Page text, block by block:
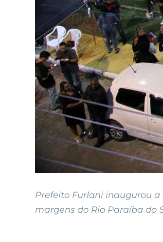
Prefeito Furlani inaugurou a
margens do Rio Paraíba do